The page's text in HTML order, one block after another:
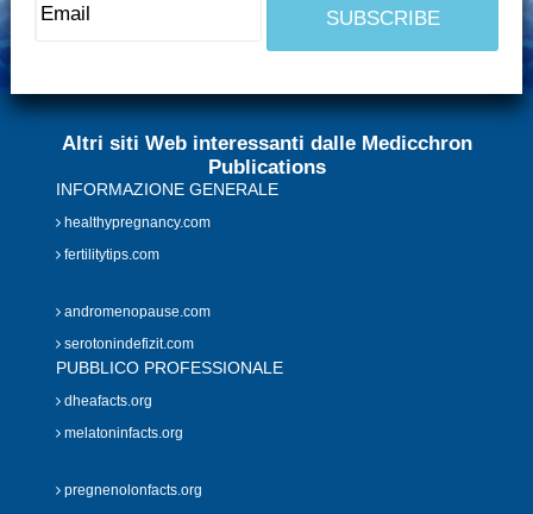
Altri siti Web interessanti dalle Medicchron
Publications
INFORMAZIONE GENERALE
healthypregnancy.com
fertilitytips.com
andromenopause.com
serotonindefizit.com
PUBBLICO PROFESSIONALE
dheafacts.org
melatoninfacts.org
pregnenolonfacts.org